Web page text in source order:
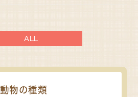
ALL
動物の種類